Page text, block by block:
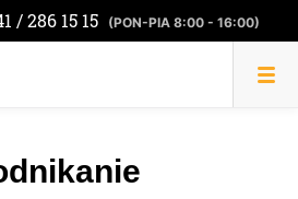
/ 286 15 15 (PON-PIA 8:00 - 16:00)